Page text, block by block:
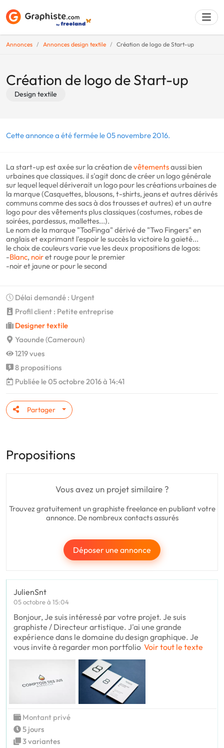
Annonces Annonces design textile Création de logo de Start-up
Création de logo de Start-up
Design textile
Cette annonce a été fermée le 05 novembre 2016.
La start-up est axée sur la création devêtementsaussi bien
urbaines que classiques. il s'agit donc de créer un logo générale
sur lequel lequel dériverait un logo pour les créations urbaines de
la marque (Casquettes, blousons, t-shirts, jeans et autres dérivés
communs comme des sacs à dos trousses et autres) et un autre
logo pour des vêtements plus classiques (costumes, robes de
soirées, pardessus, mallettes...).
Le nom de la marque "TooFinga" dérivé de "Two Fingers" en
anglais et exprimant l'espoir le succès la victoire la gaieté...
le choix de couleurs varie vue les deux propositions de logos:
-Blanc, noiret rouge pour le premier
-noir et jaune or pour le second
Délai demandé : Urgent
Profil client : Petite entreprise
Designer textile
Yaounde (Cameroun)
1219 vues
8 propositions
Publiée le 05 octobre 2016 à 14:41
Partager
Propositions
Vous avez un projet similaire ?
Trouvez gratuitement un graphiste freelance en publiant votre
annonce. De nombreux contacts assurés
Déposer une annonce
JulienSnt
05 octobre à 15:04
Bonjour, Je suis intéressé par votre projet. Je suis
graphiste / Directeur artistique. J'ai une grande
expérience dans le domaine du design graphique. Je
vous invite à regarder mon portfolio Voir tout le texte
Montant privé
5 jours
3 variantes